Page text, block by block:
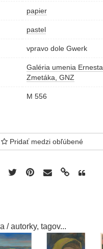
papier
pastel
vpravo dole Gwerk
Galéria umenia Ernesta
Zmetáka, GNZ
M 556
Pridať medzi obľúbené
/ autorky, tagov...